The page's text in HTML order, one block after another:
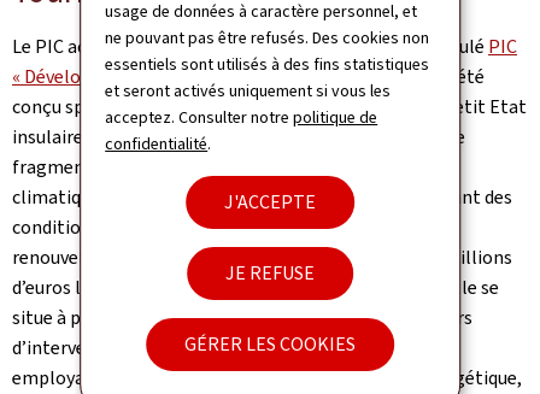
usage de données à caractère personnel, et
ne pouvant pas être refusés. Des cookies non
essentiels sont utilisés à des fins statistiques
et seront activés uniquement si vous les
acceptez. Consulter notrepolitique de
confidentialité.
J'ACCEPTE
JE REFUSE
GÉRER LES COOKIES
Le PIC actuel, qui couvre la période 2021-2025, est intitulé PIC
« Développement-Climat-Energie » (Pdf, 9,42 Mo). Il a été
conçu spécialement pour le contexte capverdien, un petit Etat
insulaire en voie de développement (PEID) au territoire
fragmenté, très vulnérable aux effets du changement
climatique et en manque d’eau douce, tout en présentant des
conditions favorables à la production d’énergies
renouvelables. Disposant d’un budget indicatif de 78 millions
d’euros lors de sa signature en 2021, l’enveloppe actuelle se
situe à près de 86 millions d’euros répartis sur 6 secteurs
d’intervention couvrant l’ensemble des îles : emploi et
employabilité, eau et assainissement, transition énergétique,